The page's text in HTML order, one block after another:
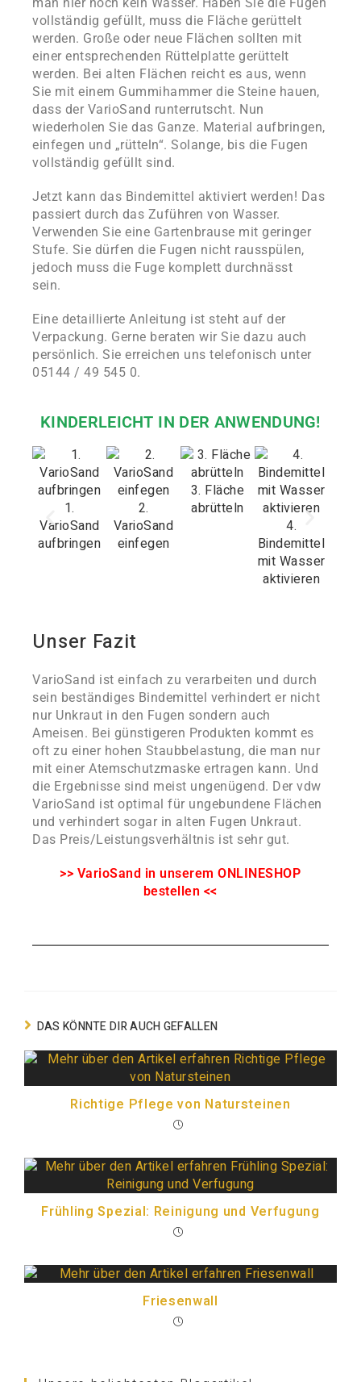
vollständig gefüllt, muss die Fläche gerüttelt
werden. Große oder neue Flächen sollten mit
einer entsprechenden Rüttelplatte gerüttelt
werden. Bei alten Flächen reicht es aus, wenn
Sie mit einem Gummihammer die Steine hauen,
dass der VarioSand runterrutscht. Nun
wiederholen Sie das Ganze. Material aufbringen,
einfegen und „rütteln“. Solange, bis die Fugen
vollständig gefüllt sind.
Jetzt kann das Bindemittel aktiviert werden! Das
passiert durch das Zuführen von Wasser.
Verwenden Sie eine Gartenbrause mit geringer
Stufe. Sie dürfen die Fugen nicht rausspülen,
jedoch muss die Fuge komplett durchnässt
sein.
Eine detaillierte Anleitung ist steht auf der
Verpackung. Gerne beraten wir Sie dazu auch
persönlich. Sie erreichen uns telefonisch unter
05144 / 49 545 0.
KINDERLEICHT IN DER ANWENDUNG!
1.
VarioSand
aufbringen
2.
VarioSand
einfegen
3. Fläche
abrütteln
4.
Bindemittel
mit Wasser
aktivieren
Unser Fazit
VarioSand ist einfach zu verarbeiten und durch
sein beständiges Bindemittel verhindert er nicht
nur Unkraut in den Fugen sondern auch
Ameisen. Bei günstigeren Produkten kommt es
oft zu einer hohen Staubbelastung, die man nur
mit einer Atemschutzmaske ertragen kann. Und
die Ergebnisse sind meist ungenügend. Der vdw
VarioSand ist optimal für ungebundene Flächen
und verhindert sogar in alten Fugen Unkraut.
Das Preis/Leistungsverhältnis ist sehr gut.
>> VarioSand in unserem ONLINESHOP
bestellen <<
DAS KÖNNTE DIR AUCH GEFALLEN
Richtige Pflege von Natursteinen
Frühling Spezial: Reinigung und Verfugung
Friesenwall